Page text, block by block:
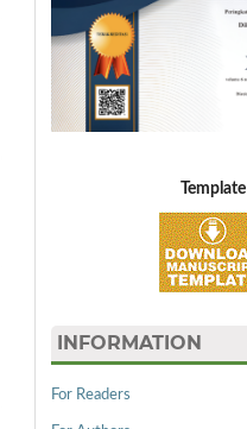
Template
INFORMATION
For Readers